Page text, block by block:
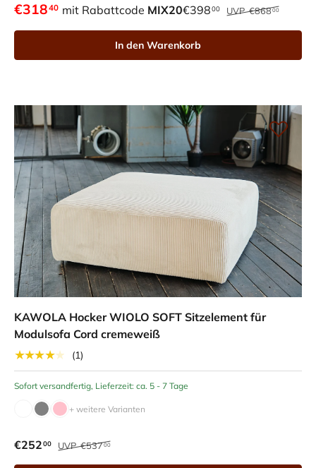
€31840 mit Rabattcode MIX20€39800 UVP€86800
In den Warenkorb
KAWOLA Hocker WIOLO SOFT Sitzelement für
Modulsofa Cord cremeweiß
★★★★★
(1)
Sofort versandfertig, Lieferzeit: ca. 5 - 7 Tage
+ weitere Varianten
€25200 UVP€53700